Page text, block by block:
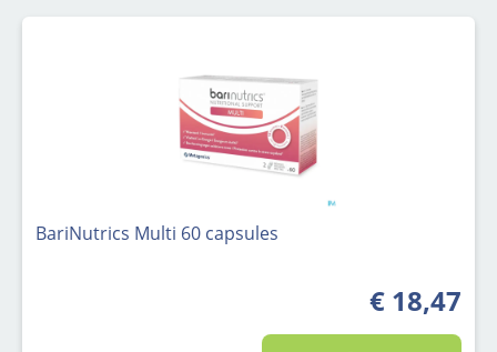
BariNutrics Multi 60 capsules
€ 18,47